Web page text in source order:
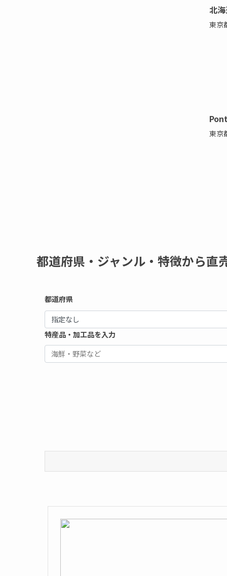
北
東京
東京
都道府県・ジャンル・特徴から直
都道府県
特産品・加工品を入力